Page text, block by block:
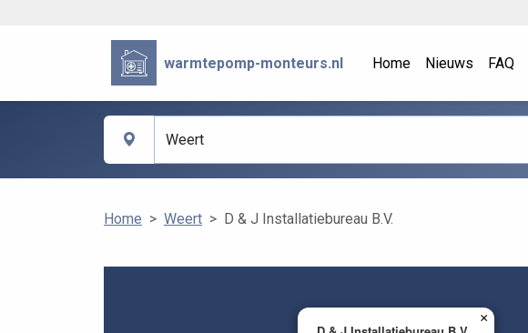
warmtepomp-monteurs.nl Home Nieuws FAQ
Home Weert D & J Installatiebureau B.V.
×